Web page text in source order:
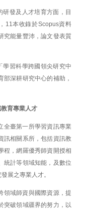
發及人才培育方面，目
11本收錄於Scopus資料
究能量豐沛，論文發表質
學習科學跨國領尖研究中
深耕研究中心的補助，
育專業人才
全臺第一所學習資訊專業
訊相關系所，包括資訊教
程，網羅優秀師資開授相
統計等領域知能，及數位
展之專業人才。
領域師資與國際資源，提
突破領域疆界的努力，以